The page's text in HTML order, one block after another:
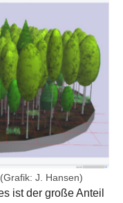
J. Hansen)
ist der große Anteil